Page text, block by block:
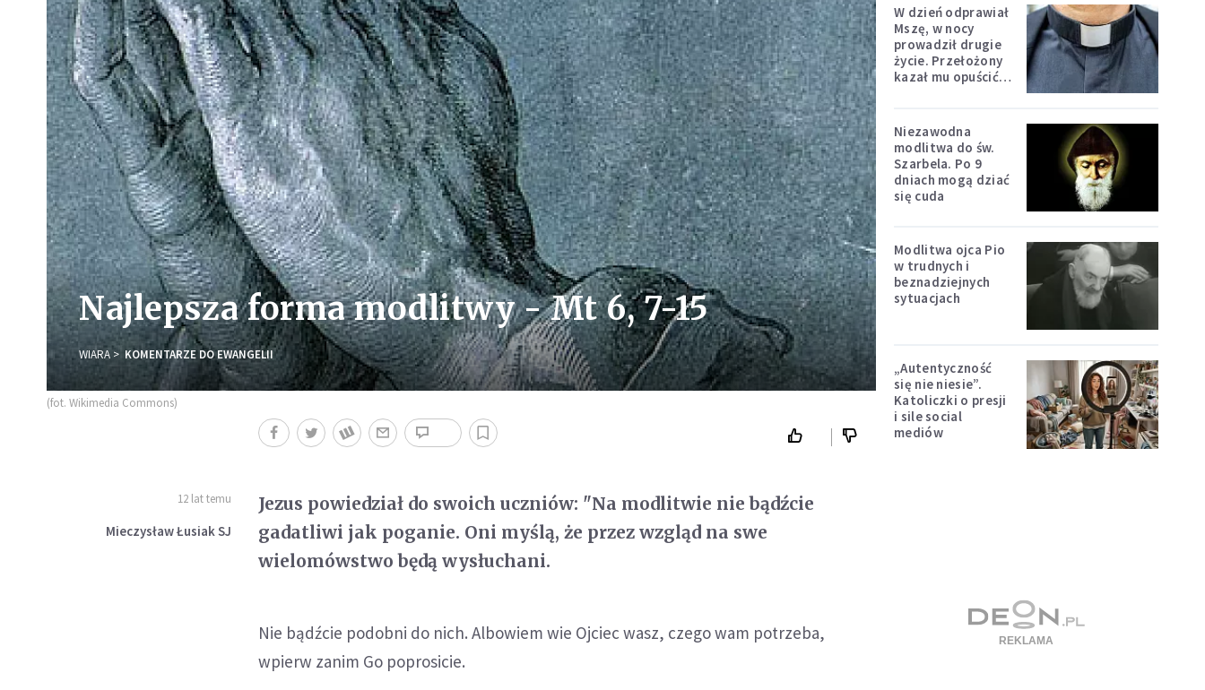
Najlepsza forma modlitwy - Mt 6, 7-15
WIARA KOMENTARZE DO EWANGELII
(fot. Wikimedia Commons)
12 lat temu
Mieczysław Łusiak SJ
Jezus powiedział do swoich uczniów: "Na modlitwie nie bądźcie
gadatliwi jak poganie. Oni myślą, że przez wzgląd na swe
wielomówstwo będą wysłuchani.
Nie bądźcie podobni do nich. Albowiem wie Ojciec wasz, czego wam potrzeba,
wpierw zanim Go poprosicie.
W dzień odprawiał
Mszę, w nocy
prowadził drugie
życie. Przełożony
kazał mu opuścić
Niezawodna
modlitwa do św.
Szarbela. Po 9
dniach mogą dziać
się cuda
Modlitwa ojca Pio
w trudnych i
beznadziejnych
sytuacjach
„Autentyczność
się nie niesie”.
Katoliczki o presji
i sile social
mediów